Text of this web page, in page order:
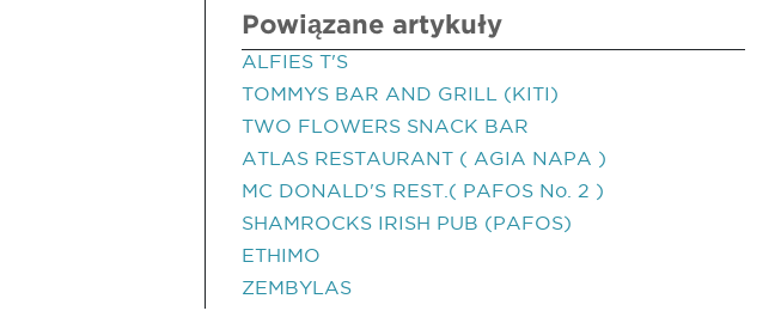
Powiązane artykuły
ALFIES T'S
TOMMYS BAR AND GRILL (KITI)
TWO FLOWERS SNACK BAR
ATLAS RESTAURANT ( AGIA NAPA )
MC DONALD'S REST.( PAFOS No. 2 )
SHAMROCKS IRISH PUB (PAFOS)
ETHIMO
ZEMBYLAS